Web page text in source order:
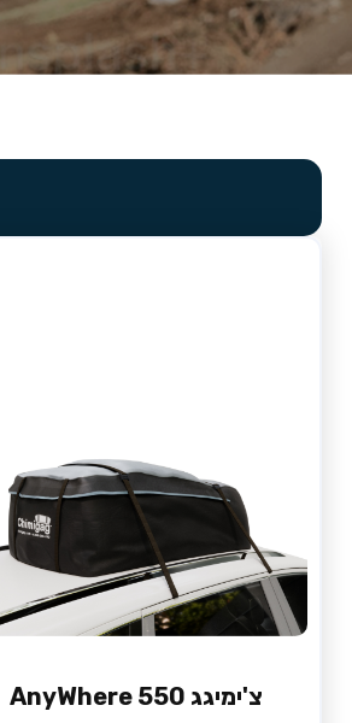
צ'ימיגג 550 AnyWhere